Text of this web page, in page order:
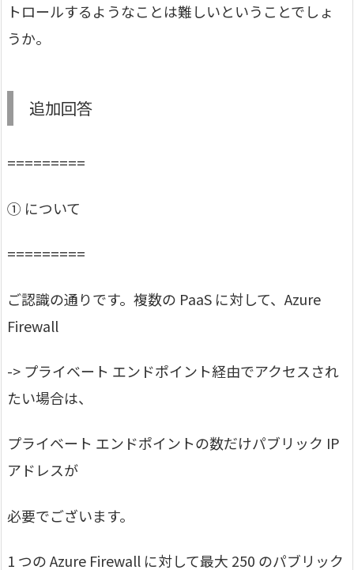
トロールするようなことは難しいということでしょ
うか。
追加回答
=========
① について
=========
ご認識の通りです。複数の PaaS に対して、Azure
Firewall
-> プライベート エンドポイント経由でアクセスされ
たい場合は、
プライベート エンドポイントの数だけパブリック IP
アドレスが
必要でございます。
1 つの Azure Firewall に対して最大 250 のパブリック